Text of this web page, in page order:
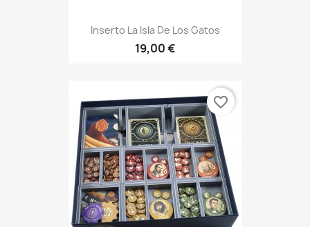
Inserto La Isla De Los Gatos
19,00 €
favorite_border